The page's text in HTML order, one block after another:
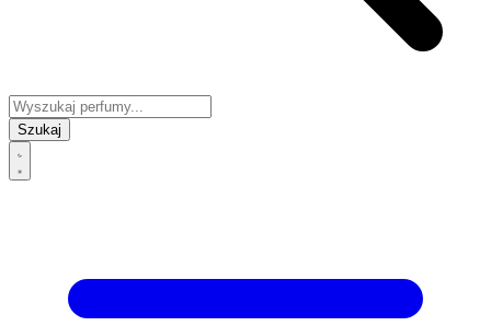
Szukaj